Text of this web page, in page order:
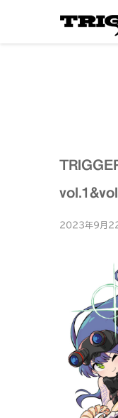
2023年9月